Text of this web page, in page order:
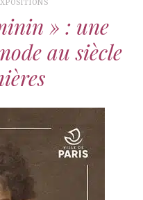
» : une
au siècle